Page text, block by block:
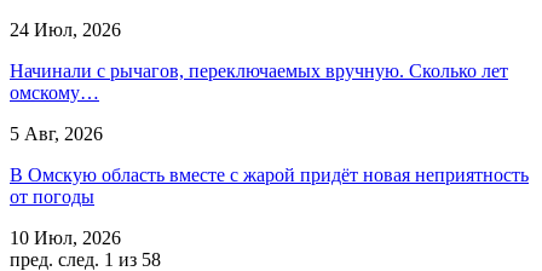
24 Июл, 2026
Начинали с рычагов, переключаемых вручную. Сколько лет
омскому…
5 Авг, 2026
В Омскую область вместе с жарой придёт новая неприятность
от погоды
10 Июл, 2026
пред. след. 1 из 58